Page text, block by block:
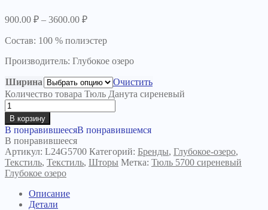
900.00 ₽ – 3600.00 ₽
Состав: 100 % полиэстер
Производитель: Глубокое озеро
Ширина
Очистить
Количество товара Тюль Данута сиреневый
В корзину
В понравившеесяВ понравившемся
В понравившееся
Артикул: L24G5700 Категорий: Бренды, Глубокое-озеро,
Текстиль, Текстиль, Шторы Метка: Тюль 5700 сиреневый
Глубокое озеро
Описание
Детали